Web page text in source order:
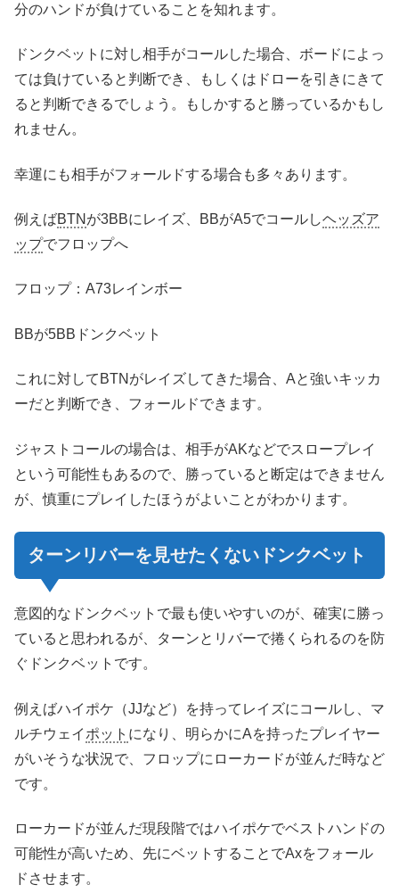
分のハンドが負けていることを知れます。
ドンクベットに対し相手がコールした場合、ボードによっ
ては負けていると判断でき、もしくはドローを引きにきて
ると判断できるでしょう。もしかすると勝っているかもし
れません。
幸運にも相手がフォールドする場合も多々あります。
例えばBTN が3BBにレイズ、BBがA5でコールしヘッズア
ップでフロップへ
フロップ：A73レインボー
BBが5BBドンクベット
これに対してBTNがレイズしてきた場合、Aと強いキッカ
ーだと判断でき、フォールドできます。
ジャストコールの場合は、相手がAKなどでスロープレイ
という可能性もあるので、勝っていると断定はできません
が、慎重にプレイしたほうがよいことがわかります。
ターン リバーを見せたくないドンクベット
意図的なドンクベットで最も使いやすいのが、確実に勝っ
ていると思われるが、ターンとリバーで捲くられるのを防
ぐドンクベットです。
例えばハイポケ（JJなど）を持ってレイズにコールし、マ
ルチウェイ ポット になり、明らかにAを持ったプレイヤー
がいそうな状況で、フロップにローカードが並んだ時など
です。
ローカードが並んだ現段階ではハイポケでベストハンドの
可能性が高いため、先にベットすることでAxをフォール
ドさせます。